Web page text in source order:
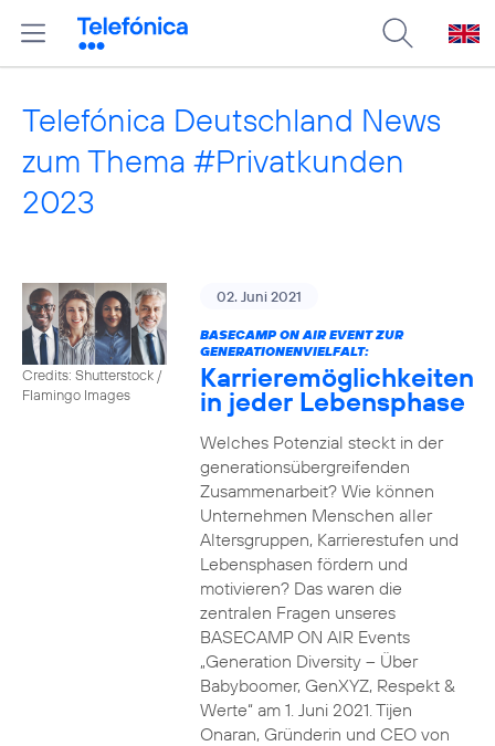
Telefónica Deutschland News
zum Thema #Privatkunden
2023
Credits: Shutterstock /
Flamingo Images
02. Juni 2021
BASECAMP ON AIR EVENT ZUR
GENERATIONENVIELFALT:
Karrieremöglichkeiten
in jeder Lebensphase
Welches Potenzial steckt in der
generationsübergreifenden
Zusammenarbeit? Wie können
Unternehmen Menschen aller
Altersgruppen, Karrierestufen und
Lebensphasen fördern und
motivieren? Das waren die
zentralen Fragen unseres
BASECAMP ON AIR Events
„Generation Diversity – Über
Babyboomer, GenXYZ, Respekt &
Werte“ am 1. Juni 2021. Tijen
Onaran, Gründerin und CEO von